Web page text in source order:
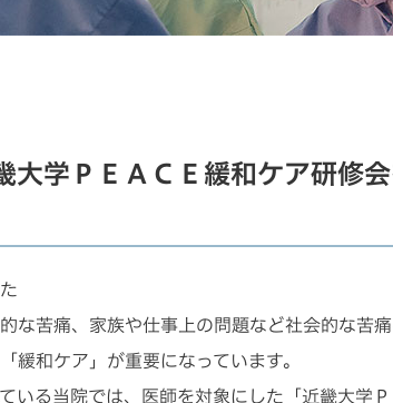
大学ＰＥＡＣＥ緩和ケア研修
な苦痛、家族や仕事上の問題など社会的な苦
緩和ケア」が重要になっています。
いる当院では、医師を対象にした「近畿大学